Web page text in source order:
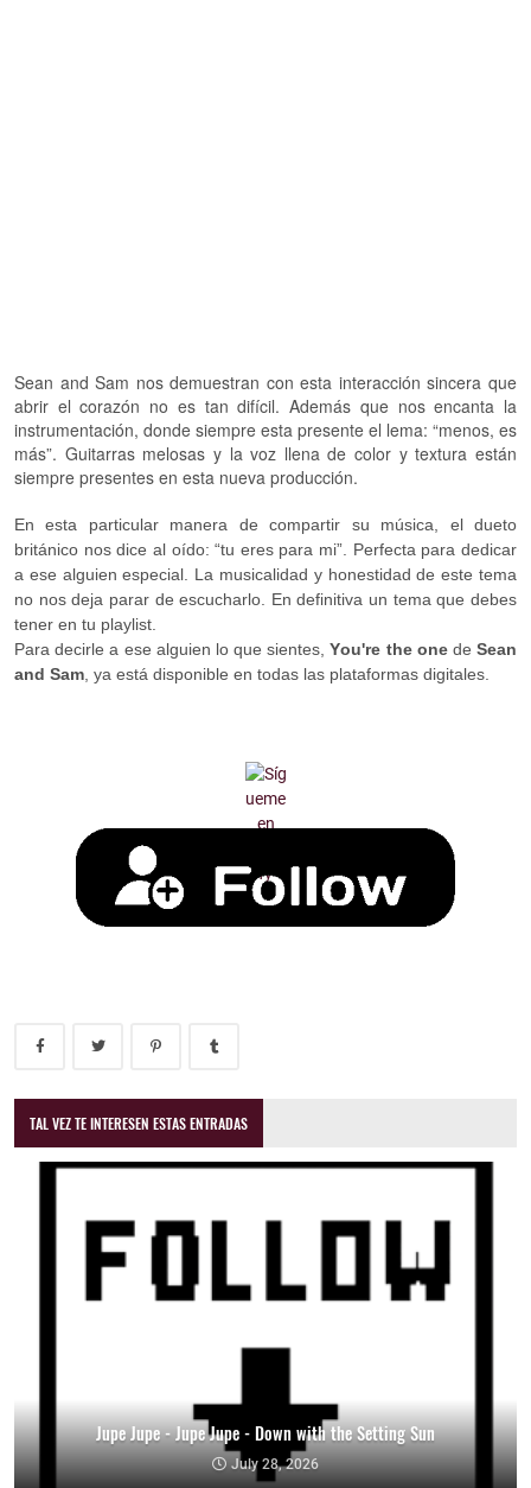
Sean and Sam nos demuestran con esta interacción sincera que
abrir el corazón no es tan difícil. Además que nos encanta la
instrumentación, donde siempre esta presente el lema: “menos, es
más”. Guitarras melosas y la voz llena de color y textura están
siempre presentes en esta nueva producción.
En esta particular manera de compartir su música, el dueto
británico nos dice al oído: “tu eres para mi”. Perfecta para dedicar
a ese alguien especial. La musicalidad y honestidad de este tema
no nos deja parar de escucharlo. En definitiva un tema que debes
tener en tu playlist.
Para decirle a ese alguien lo que sientes,You're the onedeSean
and Sam, ya está disponible en todas las plataformas digitales.
TAL VEZ TE INTERESEN ESTAS ENTRADAS
Jupe Jupe - Jupe Jupe - Down with the Setting Sun
July 28, 2026